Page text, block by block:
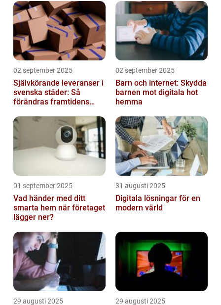
02 september 2025
Självkörande leveranser i
svenska städer: Så
förändras framtidens
02 september 2025
Barn och internet: Skydda
barnen mot digitala hot
hemma
01 september 2025
Vad händer med ditt
smarta hem när företaget
lägger ner?
31 augusti 2025
Digitala lösningar för en
modern värld
29 augusti 2025 29 augusti 2025